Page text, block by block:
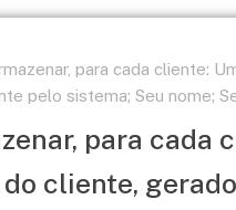
para cada cliente:
pelo sistema; Seu nome;
para cada
cliente, gerado